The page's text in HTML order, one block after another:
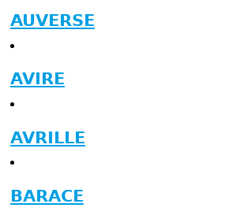
AUVERSE
AVIRE
AVRILLE
BARACE